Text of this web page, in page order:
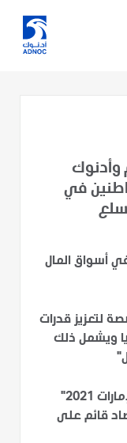
وأدنوك
في
في أسواق المال
لتعزيز قدرات
ويشمل ذلك
المبادرة تتماشى مع أهداف "رؤية الإمارات 2021"
بناء اقتصاد قائم على